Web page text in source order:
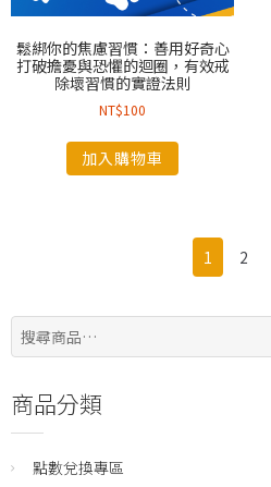
鬆綁你的焦慮習慣：善用好奇心
打破擔憂與恐懼的迴圈，有效戒
除壞習慣的實證法則
NT$100
加入購物車
1 2
搜
尋:
商品分類
點數兌換專區